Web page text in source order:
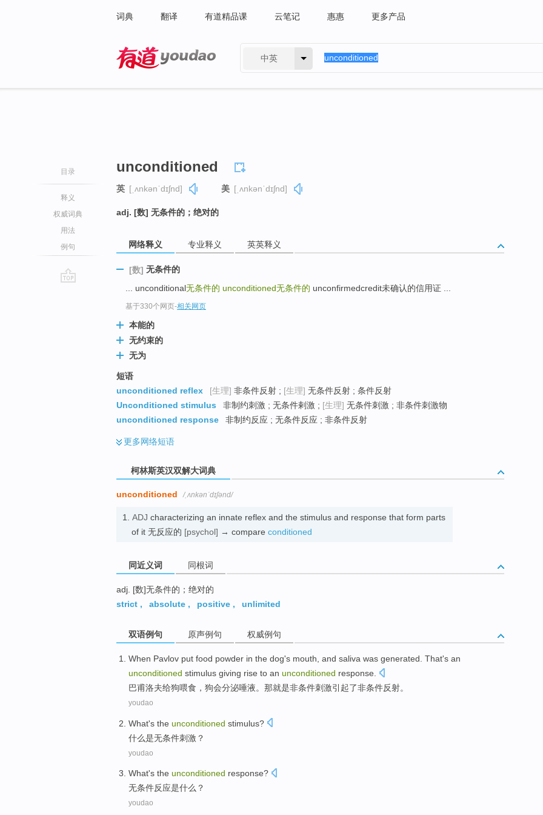
词典 翻译 有道精品课 云笔记 惠惠 更多产品
中英
目录
释义
权威词典
用法
例句
unconditioned
英 [ˌʌnkənˈdɪʃnd] 美 [ˌʌnkənˈdɪʃnd]
adj. [数] 无条件的；绝对的
网络释义 专业释义 英英释义
[数] 无条件的
... unconditional无条件的 unconditioned无条件的 unconfirmedcredit未确认的信用证 ...
基于330个网页-相关网页
本能的
无约束的
无为
短语
unconditioned reflex
[生理] 非条件反射 ; [生理] 无条件反射 ; 条件反射
Unconditioned stimulus
非制约刺激 ; 无条件剌激 ; [生理] 无条件刺激 ; 非条件刺激物
unconditioned response
非制约反应 ; 无条件反应 ; 非条件反射
更多网络短语
柯林斯英汉双解大词典
unconditioned /ˌʌnkənˈdɪʃənd/
1. ADJ characterizing an innate reflex and the stimulus and response that form parts
of it 无反应的 [psychol] → compare conditioned
同近义词 同根词
adj. [数]无条件的；绝对的
strict , absolute , positive , unlimited
双语例句 原声例句 权威例句
When Pavlov put food powder in the dog's mouth, and saliva was generated. That's an
unconditioned stimulus giving rise to an unconditioned response.
巴甫洛夫给狗喂食， 狗会分泌唾液。 那就是非条件刺激引起了非条件反射。
youdao
What's the unconditioned stimulus?
什么是无条件刺激 ？
youdao
What's the unconditioned response?
无条件反应是什么 ？
youdao